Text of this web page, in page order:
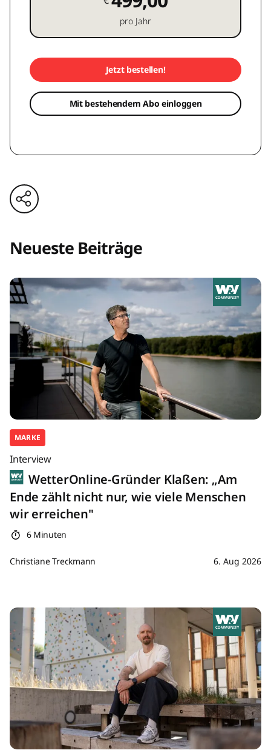
pro Jahr
Jetzt bestellen!
Mit bestehendem Abo einloggen
Neueste Beiträge
MARKE
Interview
WetterOnline-Gründer Klaßen: „Am
Ende zählt nicht nur, wie viele Menschen
wir erreichen"
6 Minuten
Christiane Treckmann 6. Aug 2026